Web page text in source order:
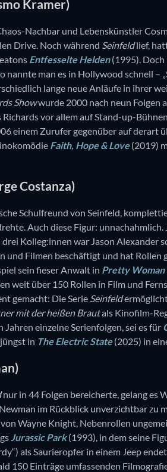
Kramer)
Nachbar und Lebenskünstler
Drive. Noch während Seinfeldlief,
Entfesselte Helden(1995). Doch
man es in Hollywood schnell –
lange neue Anläufe in ihrer
Showwurde 2000 nach neun Folgen
Richards vor allem auf Stand-up-
einem Zurufer gegenüber auf derart
Faith, Hope & Love(2019)
Costanza)
Schulfreund von Seinfeld,
Auch diese Figur: unnachahmlich.
Kolleg:innen war Jason Alexander
und Filmen beschäftigt und hat Rollen
sein fieser Anwalt in Pretty Woman
weit über 150 Rollen in Film und
gemacht: Die Serie Seinfeld
mit der heißen Brautals Kinofilm-
einzelne Serienfolgen, sei es für
in The Electric State(2025) in
nur in 44 Folgen bereicherte, gelang es
im Rückblick unverzichtbar zu
Wayne Knight, Nebenrollen
Jurassic Park(1993), in dem seine
als Saurieropfer in einem Jeep
150 Einträge umfassenden